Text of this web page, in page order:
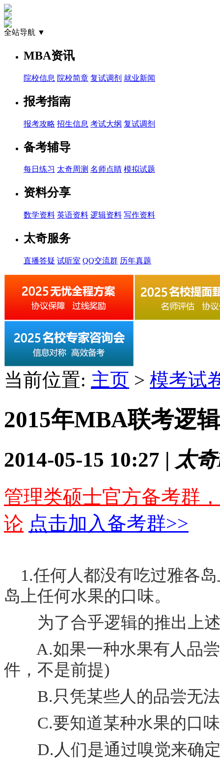
全站导航 ▼
MBA资讯
院校信息 院校简章 复试调剂 就业新闻
报考指南
报考攻略 招生信息 考试大纲 复试调剂
备考辅导
每日练习 太奇周测 名师点睛 模拟试题
资料分享
数学资料 英语资料 逻辑资料 写作资料
太奇服务
直播答疑 试听室 QQ交流群 历年真题
当前位置: 主页 > 模考试
2015年MBA联考逻
2014-05-15 10:27 | 太
管理类硕士官方备考群
论 点击加入备考群>>
1.任何人都没有吃过雅各
岛上任何水果的口味。
为了合乎逻辑的推出上述
A.如果一种水果有人品尝
件，不是前提)
B.只凭某些人的品尝无法
C.要知道某种水果的口味
D.人们是通过嗅觉来确定